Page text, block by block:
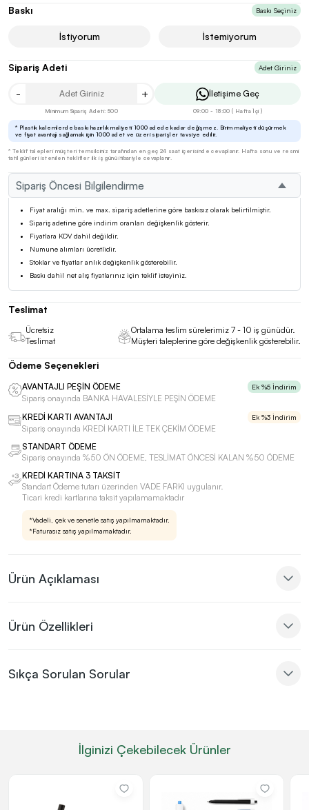
Ürün Açıklaması
Ürün Özellikleri
Sıkça Sorulan Sorular
Sipariş Öncesi Bilgilendirme
Fiyat aralığı min. ve max. sipariş adetlerine göre baskısız olarak belirtilmiştir.
Sipariş adetine göre indirim oranları değişkenlik gösterir.
Fiyatlara KDV dahil değildir.
Numune alımları ücretlidir.
Stoklar ve fiyatlar anlık değişkenlik gösterebilir.
Baskı dahil net alış fiyatlarınız için teklif isteyiniz.
Baskı Baskı Seçiniz
İstiyorum İstemiyorum
Sipariş Adeti Adet Giriniz
- +
Minimum Sipariş Adeti: 500
İletişime Geç
09:00 - 18:00 ( Hafta İçi )
* Plastik kalemlerde baskı hazırlık maliyeti 1000 adede kadar değişmez. Birim maliyeti düşürmek
ve fiyat avantajı sağlamak için 1000 adet ve üzeri siparişler tavsiye edilir.
* Teklif talepleri müşteri temsilciniz tarafından en geç 24 saat içerisinde cevaplanır. Hafta sonu ve resmi
tatil günleri istenilen teklifler ilk iş günü itibariyle cevaplanır.
Teslimat
Ücretsiz
Teslimat
Ortalama teslim sürelerimiz 7 - 10 iş günüdür.
Müşteri taleplerine göre değişkenlik gösterebilir.
Ödeme Seçenekleri
AVANTAJLI PEŞİN ÖDEME Ek %5 İndirim
Sipariş onayında BANKA HAVALESİYLE PEŞİN ÖDEME
KREDİ KARTI AVANTAJI
Ek %3 İndirim
Sipariş onayında KREDİ KARTI İLE TEK ÇEKİM ÖDEME
STANDART ÖDEME
Sipariş onayında %50 ÖN ÖDEME, TESLİMAT ÖNCESİ KALAN %50 ÖDEME
KREDİ KARTINA 3 TAKSİT
Standart Ödeme tutarı üzerinden VADE FARKI uygulanır.
Ticari kredi kartlarına taksit yapılamamaktadır
*Vadeli, çek ve senetle satış yapılmamaktadır.
*Faturasız satış yapılmamaktadır.
İlginizi Çekebilecek Ürünler